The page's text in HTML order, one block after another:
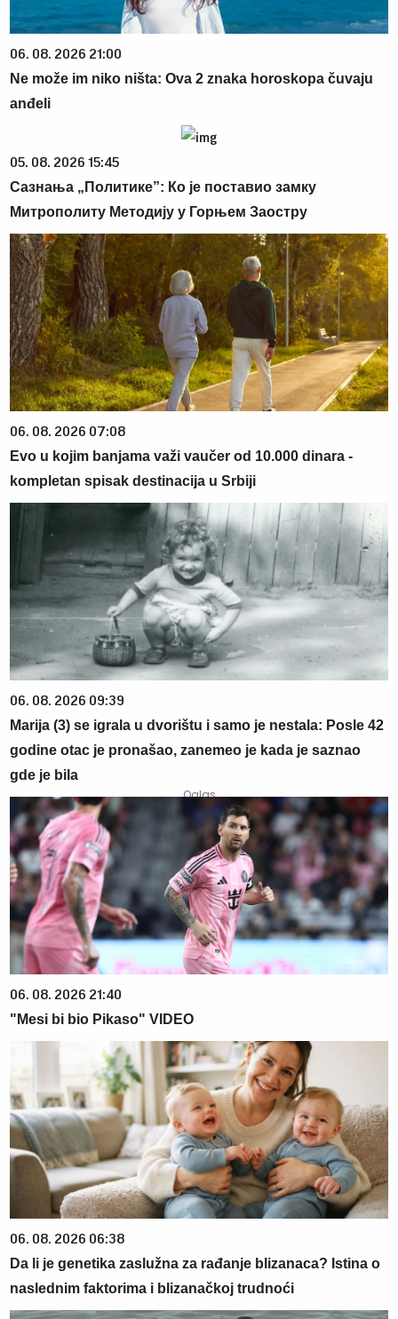
06. 08. 2026 21:00
Ne može im niko ništa: Ova 2 znaka horoskopa čuvaju
anđeli
05. 08. 2026 15:45
Сазнања „Политике”: Ко је поставио замку
Митрополиту Методију у Горњем Заостру
06. 08. 2026 07:08
Evo u kojim banjama važi vaučer od 10.000 dinara -
kompletan spisak destinacija u Srbiji
06. 08. 2026 09:39
Marija (3) se igrala u dvorištu i samo je nestala: Posle 42
godine otac je pronašao, zanemeo je kada je saznao
gde je bila
06. 08. 2026 21:40
"Mesi bi bio Pikaso" VIDEO
06. 08. 2026 06:38
Da li je genetika zaslužna za rađanje blizanaca? Istina o
naslednim faktorima i blizanačkoj trudnoći